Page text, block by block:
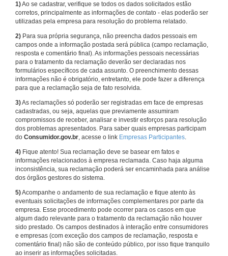
1)Ao se cadastrar, verifique se todos os dados solicitados estão
corretos, principalmente as informações de contato - elas poderão ser
utilizadas pela empresa para resolução do problema relatado.
2) Para sua própria segurança, não preencha dados pessoais em
campos onde a informação postada será pública (campo reclamação,
resposta e comentário final). As informações pessoais necessárias
para o tratamento da reclamação deverão ser declaradas nos
formulários específicos de cada assunto. O preenchimento dessas
informações não é obrigatório, entretanto, ele pode fazer a diferença
para que a reclamação seja de fato resolvida.
3)As reclamações só poderão ser registradas em face de empresas
cadastradas, ou seja, aquelas que previamente assumiram
compromissos de receber, analisar e investir esforços para resolução
dos problemas apresentados. Para saber quais empresas participam
do Consumidor.gov.br, acesse o link Empresas Participantes.
4) Fique atento! Sua reclamação deve se basear em fatos e
informações relacionados à empresa reclamada. Caso haja alguma
inconsistência, sua reclamação poderá ser encaminhada para análise
dos órgãos gestores do sistema.
5)Acompanhe o andamento de sua reclamação e fique atento às
eventuais solicitações de informações complementares por parte da
empresa. Esse procedimento pode ocorrer para os casos em que
algum dado relevante para o tratamento da reclamação não houver
sido prestado. Os campos destinados à interação entre consumidores
e empresas (com exceção dos campos de reclamação, resposta e
comentário final) não são de conteúdo público, por isso fique tranquilo
ao inserir as informações solicitadas.